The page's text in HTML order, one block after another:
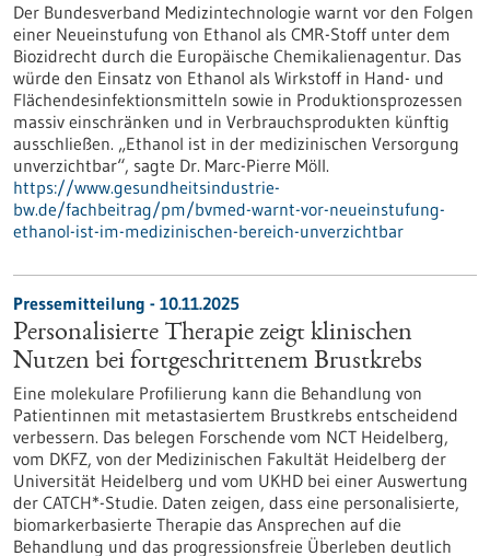
Der Bundesverband Medizintechnologie warnt vor den Folgen
einer Neueinstufung von Ethanol als CMR-Stoff unter dem
Biozidrecht durch die Europäische Chemikalienagentur. Das
würde den Einsatz von Ethanol als Wirkstoff in Hand- und
Flächendesinfektionsmitteln sowie in Produktionsprozessen
massiv einschränken und in Verbrauchsprodukten künftig
ausschließen. „Ethanol ist in der medizinischen Versorgung
unverzichtbar“, sagte Dr. Marc-Pierre Möll.
https://www.gesundheitsindustrie-
bw.de/fachbeitrag/pm/bvmed-warnt-vor-neueinstufung-
ethanol-ist-im-medizinischen-bereich-unverzichtbar
Pressemitteilung - 10.11.2025
Personalisierte Therapie zeigt klinischen
Nutzen bei fortgeschrittenem Brustkrebs
Eine molekulare Profilierung kann die Behandlung von
Patientinnen mit metastasiertem Brustkrebs entscheidend
verbessern. Das belegen Forschende vom NCT Heidelberg,
vom DKFZ, von der Medizinischen Fakultät Heidelberg der
Universität Heidelberg und vom UKHD bei einer Auswertung
der CATCH*-Studie. Daten zeigen, dass eine personalisierte,
biomarkerbasierte Therapie das Ansprechen auf die
Behandlung und das progressionsfreie Überleben deutlich